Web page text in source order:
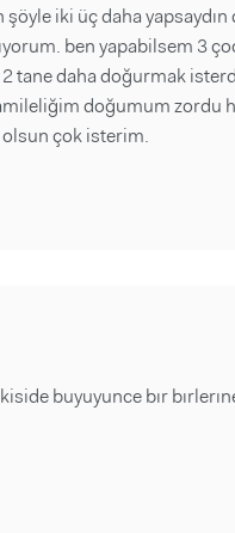
iki üç daha
ben yapabilsem 3
tane daha doğurmak
doğumum zordu
çok isterim.
buyuyunce bır